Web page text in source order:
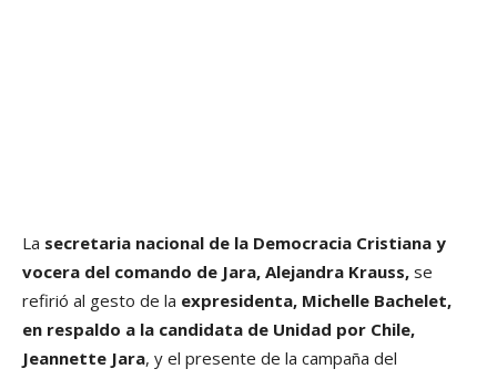
La secretaria nacional de la Democracia Cristiana y
vocera del comando de Jara, Alejandra Krauss, se
refirió al gesto de la expresidenta, Michelle Bachelet,
en respaldo a la candidata de Unidad por Chile,
Jeannette Jara, y el presente de la campaña del